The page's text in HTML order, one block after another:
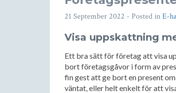
21 September 2022 - Posted inE-
Visa uppskattning
Ett bra sätt för företag att visa
bort företagsgåvor i form av
fin gest att ge bort en present
väntat, eller helt enkelt för att